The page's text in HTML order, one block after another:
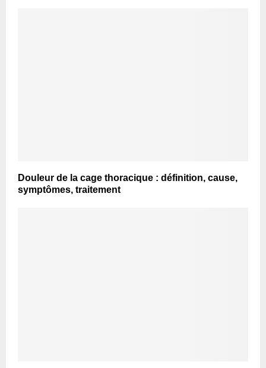
Douleur de la cage thoracique : définition, cause,
symptômes, traitement